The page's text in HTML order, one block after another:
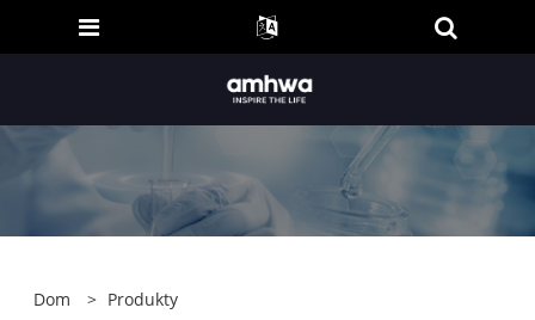
Dom > Produkty